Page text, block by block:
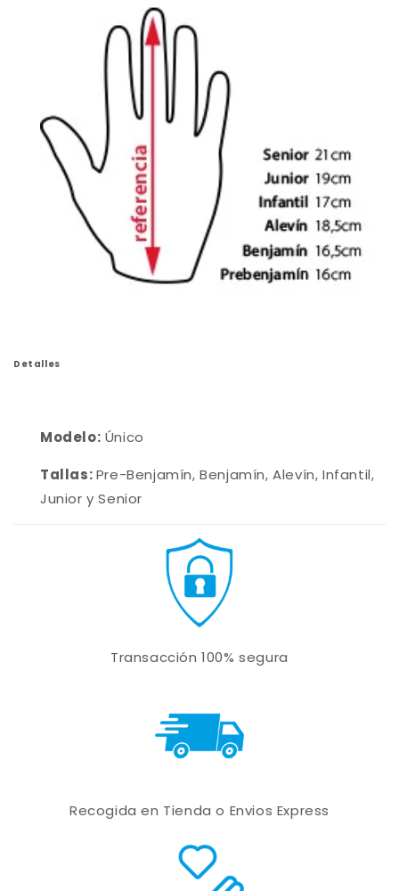
Detalles
Modelo: Único
Tallas:Pre-Benjamín, Benjamín, Alevín, Infantil,
Junior y Senior
Transacción 100% segura
Recogida en Tienda o Envios Express